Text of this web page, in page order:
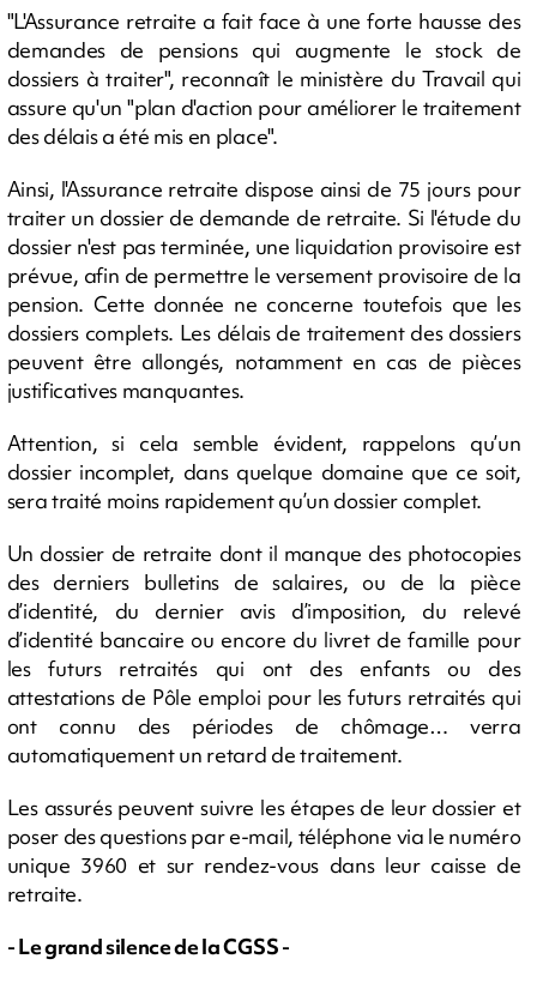
"L'Assurance retraite a fait face à une forte hausse des
demandes de pensions qui augmente le stock de
dossiers à traiter", reconnaît le ministère du Travail qui
assure qu'un "plan d'action pour améliorer le traitement
des délais a été mis en place".
Ainsi, l'Assurance retraite dispose ainsi de 75 jours pour
traiter un dossier de demande de retraite. Si l'étude du
dossier n'est pas terminée, une liquidation provisoire est
prévue, afin de permettre le versement provisoire de la
pension. Cette donnée ne concerne toutefois que les
dossiers complets. Les délais de traitement des dossiers
peuvent être allongés, notamment en cas de pièces
justificatives manquantes.
Attention, si cela semble évident, rappelons qu’un
dossier incomplet, dans quelque domaine que ce soit,
sera traité moins rapidement qu’un dossier complet.
Un dossier de retraite dont il manque des photocopies
des derniers bulletins de salaires, ou de la pièce
d’identité, du dernier avis d’imposition, du relevé
d’identité bancaire ou encore du livret de famille pour
les futurs retraités qui ont des enfants ou des
attestations de Pôle emploi pour les futurs retraités qui
ont connu des périodes de chômage… verra
automatiquement un retard de traitement.
Les assurés peuvent suivre les étapes de leur dossier et
poser des questions par e-mail, téléphone via le numéro
unique 3960 et sur rendez-vous dans leur caisse de
retraite.
- Le grand silence de la CGSS -